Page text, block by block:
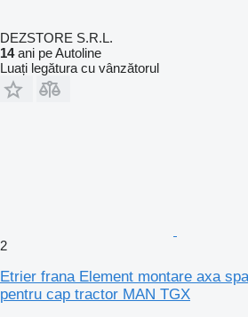
DEZSTORE S.R.L.
14ani pe Autoline
Luați legătura cu vânzătorul
2
Etrier frana Element montare axa
pentru cap tractor MAN TGX